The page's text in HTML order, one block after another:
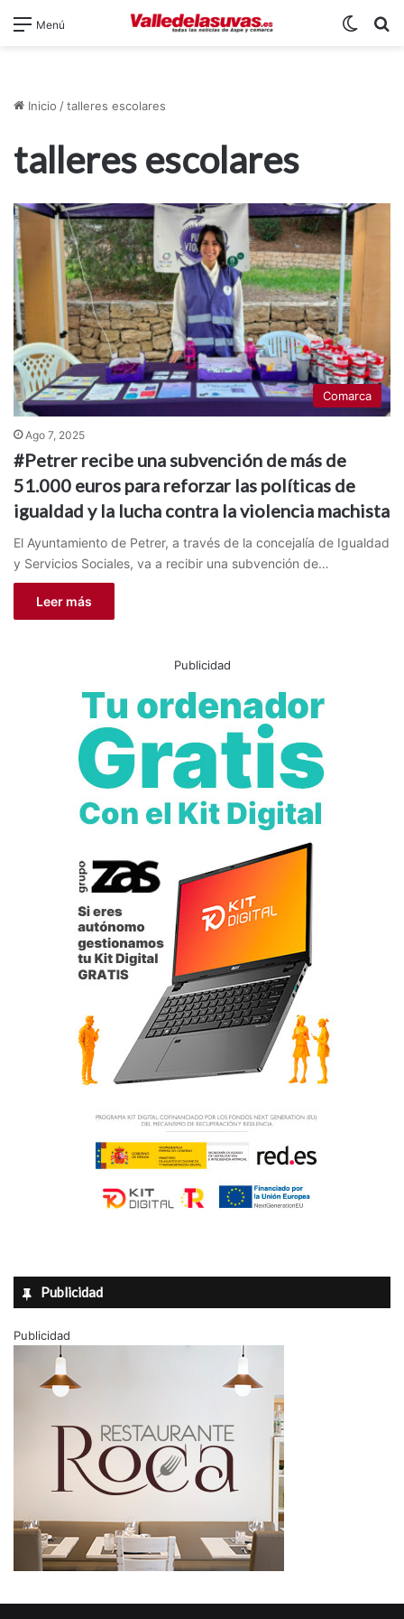
Menú
Inicio /talleres escolares
talleres escolares
Comarca
Ago 7, 2025
#Petrer recibe una subvención de más de
51.000 euros para reforzar las políticas de
igualdad y la lucha contra la violencia machista
El Ayuntamiento de Petrer, a través de la concejalía de Igualdad
y Servicios Sociales, va a recibir una subvención de…
Leer más
Publicidad
Publicidad
Publicidad